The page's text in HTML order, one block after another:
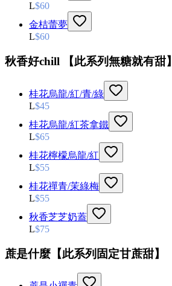
L$60
金桔蕾夢
L$60
秋香好chill 【此系列無糖就有甜】
桂花烏龍/紅/青/綠
L$45
桂花烏龍/紅茶拿鐵
L$65
桂花檸檬烏龍/紅
L$55
桂花禪青/茉綠梅
L$55
秋香芝芝奶蓋
L$75
蔗是什麼【此系列固定甘蔗甜】